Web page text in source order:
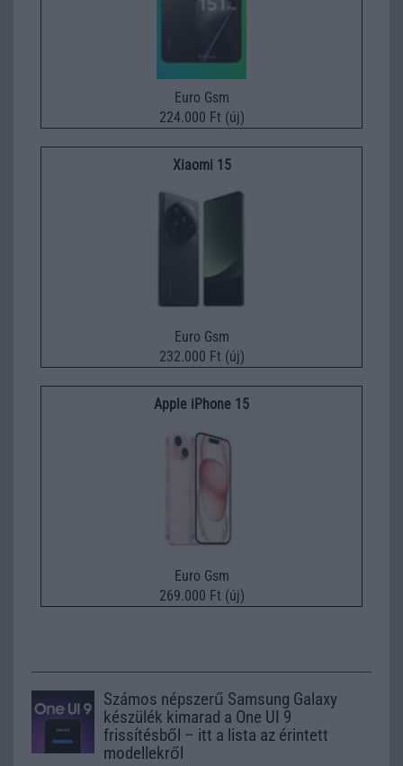
Euro Gsm
224.000 Ft (új)
Xiaomi 15
Euro Gsm
232.000 Ft (új)
Apple iPhone 15
Euro Gsm
269.000 Ft (új)
Számos népszerű Samsung Galaxy
készülék kimarad a One UI 9
frissítésből – itt a lista az érintett
modellekről